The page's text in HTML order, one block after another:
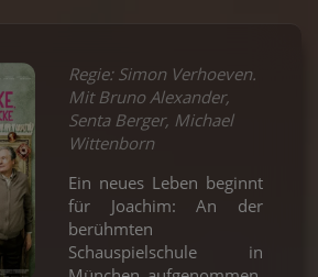
Regie: Simon Verhoeven.
Mit Bruno Alexander,
Senta Berger, Michael
Wittenborn
Ein neues Leben beginnt
für Joachim: An der
berühmten
Schauspielschule in